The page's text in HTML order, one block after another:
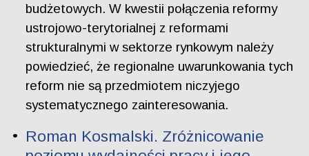
budżetowych. W kwestii połączenia reformy
ustrojowo-terytorialnej z reformami
strukturalnymi w sektorze rynkowym należy
powiedzieć, że regionalne uwarunkowania tych
reform nie są przedmiotem niczyjego
systematycznego zainteresowania.
Roman Kosmalski. Zróżnicowanie